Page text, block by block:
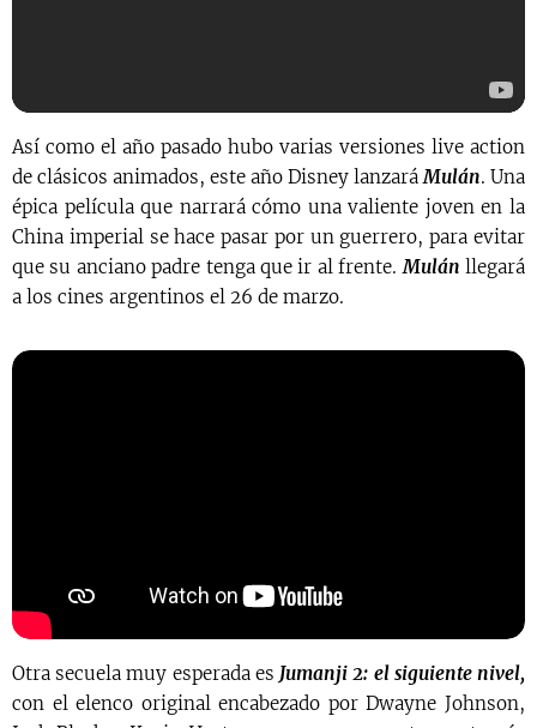
Así como el año pasado hubo varias versiones live action
de clásicos animados, este año Disney lanzaráMulán. Una
épica película que narrará cómo una valiente joven en la
China imperial se hace pasar por un guerrero, para evitar
que su anciano padre tenga que ir al frente.Mulánllegará
a los cines argentinos el 26 de marzo.
Otra secuela muy esperada es Jumanji 2: el siguiente nivel,
con el elenco original encabezado por Dwayne Johnson,